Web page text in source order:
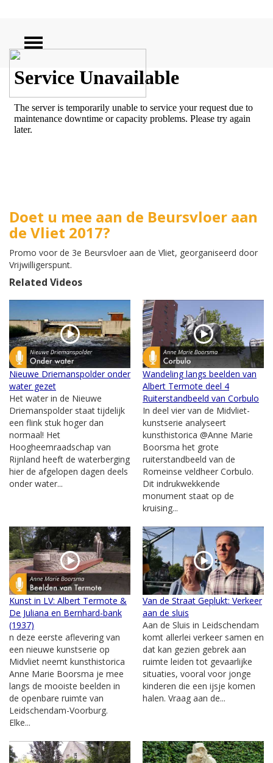
ZOEKEN
Doet u mee aan de Beursvloer aan
de Vliet 2017?
Promo voor de 3e Beursvloer aan de Vliet, georganiseerd door
Vrijwilligerspunt.
Related Videos
Nieuwe Driemanspolder onder
water gezet
Het water in de Nieuwe
Driemanspolder staat tijdelijk
een flink stuk hoger dan
normaal! Het
Hoogheemraadschap van
Rijnland heeft de waterberging
hier de afgelopen dagen deels
onder water...
Wandeling langs beelden van
Albert Termote deel 4
Ruiterstandbeeld van Corbulo
In deel vier van de Midvliet-
kunstserie analyseert
kunsthistorica @Anne Marie
Boorsma het grote
ruiterstandbeeld van de
Romeinse veldheer Corbulo.
Dit indrukwekkende
monument staat op de
kruising...
Kunst in LV: Albert Termote &
De Juliana en Bernhard-bank
(1937)
n deze eerste aflevering van
een nieuwe kunstserie op
Midvliet neemt kunsthistorica
Anne Marie Boorsma je mee
langs de mooiste beelden in
de openbare ruimte van
Leidschendam-Voorburg.
Elke...
Van de Straat Geplukt: Verkeer
aan de sluis
Aan de Sluis in Leidschendam
komt allerlei verkeer samen en
dat kan gezien gebrek aan
ruimte leiden tot gevaarlijke
situaties, vooral voor jonge
kinderen die een ijsje komen
halen. Vraag aan de...